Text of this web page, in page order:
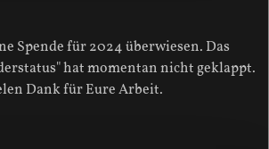
Spende für 2024 überwiesen. Das
hat momentan nicht geklappt.
Dank für Eure Arbeit.